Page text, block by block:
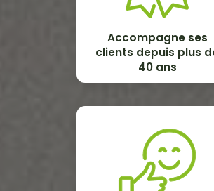
Accompagne ses
clients depuis plus
40 ans